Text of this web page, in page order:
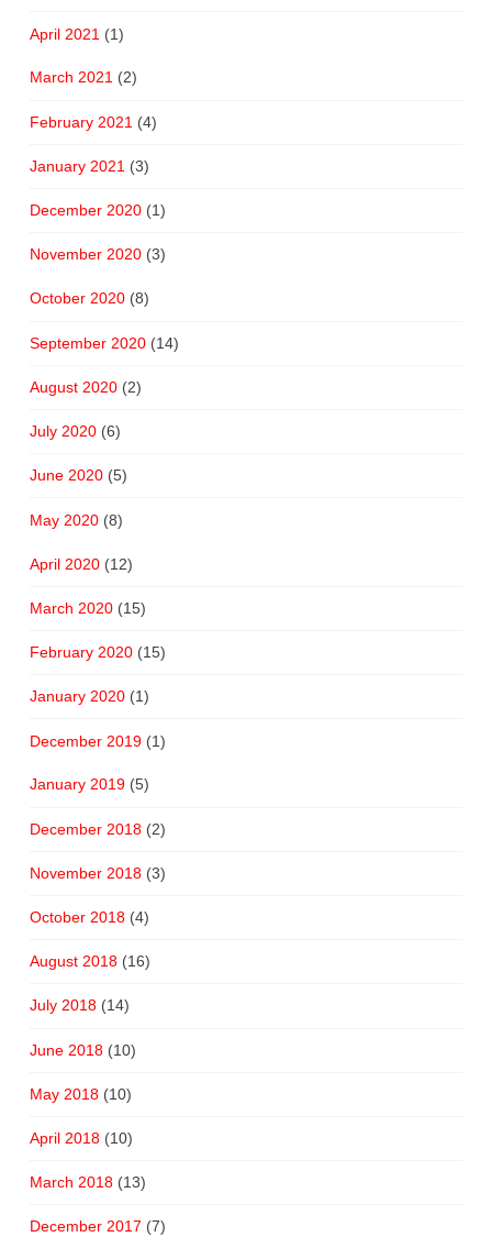
April 2021 (1)
March 2021(2)
February 2021 (4)
January 2021 (3)
December 2020(1)
November 2020(3)
October 2020(8)
September 2020(14)
August 2020(2)
July 2020(6)
June 2020(5)
May 2020(8)
April 2020(12)
March 2020(15)
February 2020(15)
January 2020(1)
December 2019(1)
January 2019(5)
December 2018(2)
November 2018(3)
October 2018(4)
August 2018(16)
July 2018(14)
June 2018(10)
May 2018(10)
April 2018(10)
March 2018(13)
December 2017 (7)